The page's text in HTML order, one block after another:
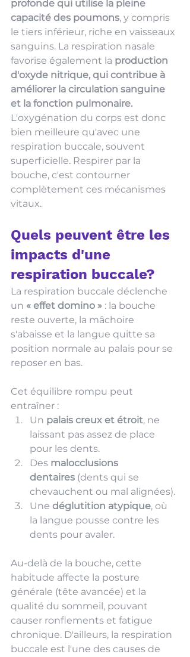
profonde qui utilise la pleine
capacité des poumons, y compris
le tiers inférieur, riche en vaisseaux
sanguins. La respiration nasale
favorise également la production
d'oxyde nitrique, qui contribue à
améliorer la circulation sanguine
et la fonction pulmonaire.
L'oxygénation du corps est donc
bien meilleure qu'avec une
respiration buccale, souvent
superficielle. Respirer par la
bouche, c'est contourner
complètement ces mécanismes
vitaux.
Quels peuvent être les
impacts d'une
respiration buccale?
La respiration buccale déclenche
un « effet domino » : la bouche
reste ouverte, la mâchoire
s'abaisse et la langue quitte sa
position normale au palais pour se
reposer en bas.
Cet équilibre rompu peut
entraîner :
Un palais creux et étroit, ne
laissant pas assez de place
pour les dents.
Des malocclusions
dentaires (dents qui se
chevauchent ou mal alignées).
Une déglutition atypique, où
la langue pousse contre les
dents pour avaler.
Au-delà de la bouche, cette
habitude affecte la posture
générale (tête avancée) et la
qualité du sommeil, pouvant
causer ronflements et fatigue
chronique. D'ailleurs, la respiration
buccale est l'une des causes de